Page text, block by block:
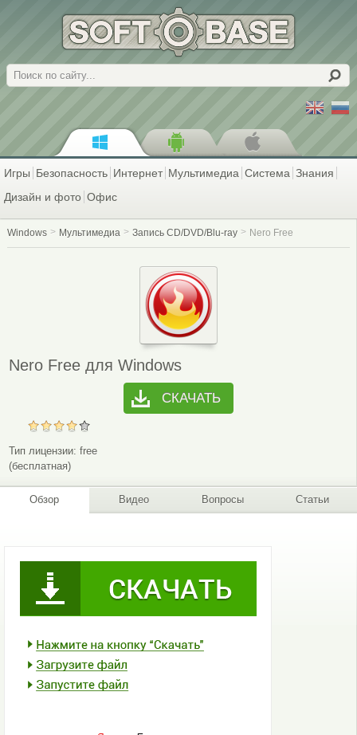
Поиск
Игры Безопасность Интернет Мультимедиа Система Знания
Дизайн и фото Офис
Windows Мультимедиа Запись CD/DVD/Blu-ray Nero Free
Nero Free для Windows
СКАЧАТЬ
Тип лицензии: free
(бесплатная)
Обзор Видео Вопросы Статьи